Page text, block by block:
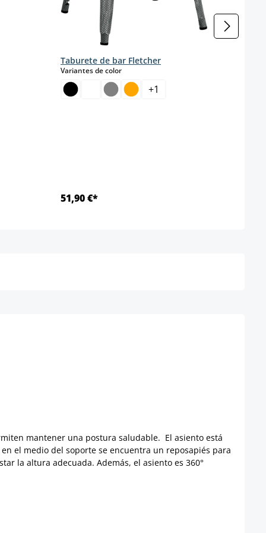
Taburete de bar Fletcher
Variantes de colorselect
+1
51,90 €*
mantener una postura saludable. El asiento está
el medio del soporte se encuentra un reposapiés para
la altura adecuada. Además, el asiento es 360°